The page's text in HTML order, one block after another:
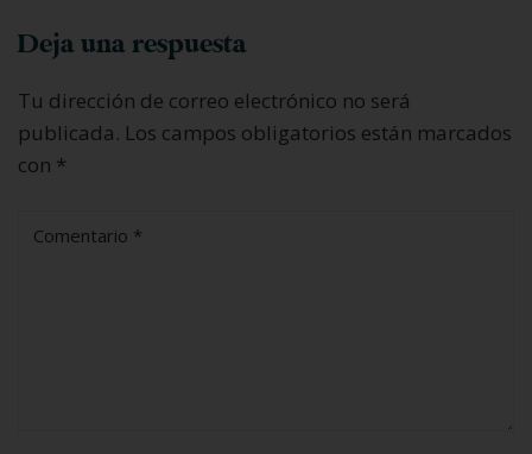
Deja una respuesta
Tu dirección de correo electrónico no será
publicada. Los campos obligatorios están marcados
con *